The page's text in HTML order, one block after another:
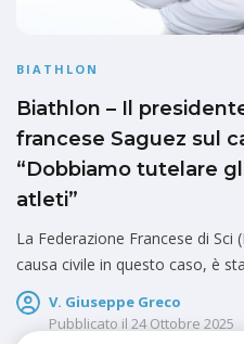
BIATHLON
Biathlon – Il
francese Saguez sul
“Dobbiamo tutelare
atleti”
La Federazione Francese di Sci
causa civile in questo caso, è
V. Giuseppe Greco
Pubblicato il 24 Ottobre 2025